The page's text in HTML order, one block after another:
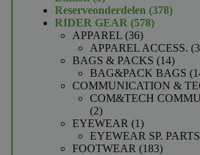
producten
Reserveonderdelen 378378
RIDER GEAR 578578
APPAREL 3636
producten
APPAREL ACCESS.
BAGS & PACKS 1414
BAG&PACK BAGS
COMMUNICATION &
COM&TECH
22
producten
EYEWEAR 11
product
EYEWEAR SP. PARTS
FOOTWEAR 183183